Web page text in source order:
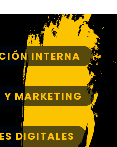
INTERNA
MARKETING
DIGITALES